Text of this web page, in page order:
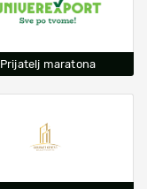
Prijatelj maratona